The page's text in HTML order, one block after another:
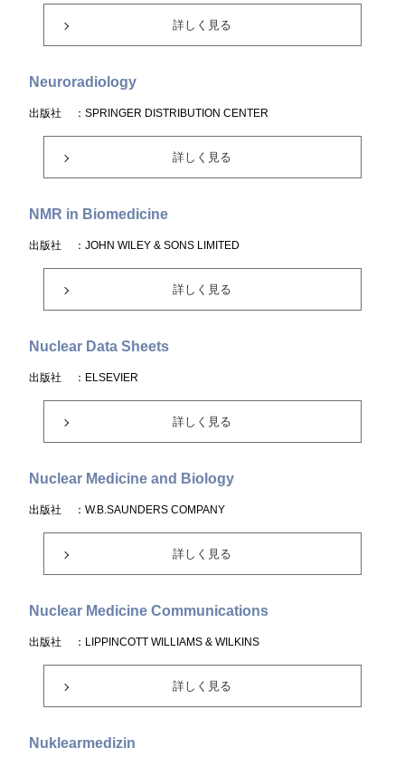
詳しく見る
Neuroradiology
出版社 ：SPRINGER DISTRIBUTION CENTER
詳しく見る
NMR in Biomedicine
出版社 ：JOHN WILEY & SONS LIMITED
詳しく見る
Nuclear Data Sheets
出版社 ：ELSEVIER
詳しく見る
Nuclear Medicine and Biology
出版社 ：W.B.SAUNDERS COMPANY
詳しく見る
Nuclear Medicine Communications
出版社 ：LIPPINCOTT WILLIAMS & WILKINS
詳しく見る
Nuklearmedizin